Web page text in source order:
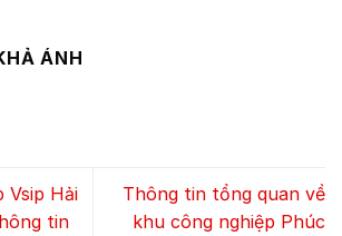
ÁNH
Vsip Hải
tin
Thông tin tổng quan về
khu công nghiệp Phúc